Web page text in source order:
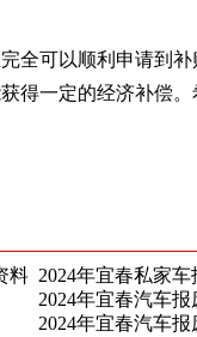
全可以顺利申请到
得一定的经济补偿
料 2024年宜春私家
2024年宜春汽车
2024年宜春汽车报